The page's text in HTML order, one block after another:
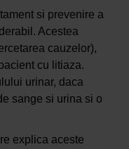
si prevenire a
Acestea
cauzelor),
cu litiaza.
urinar, daca
sange si urina si o
explica aceste